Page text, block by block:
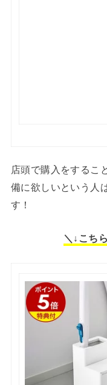
店頭で購入をするこ
備に欲しいという人
す！
＼↓こち